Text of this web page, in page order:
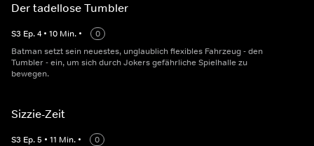
Der tadellose Tumbler
S3 Ep.4 • 10 Min. •
0
Batman setzt sein neuestes, unglaublich flexibles Fahrzeug - den
Tumbler - ein, um sich durch Jokers gefährliche Spielhalle zu
bewegen.
Sizzie-Zeit
S3 Ep.5 • 11 Min. •
0